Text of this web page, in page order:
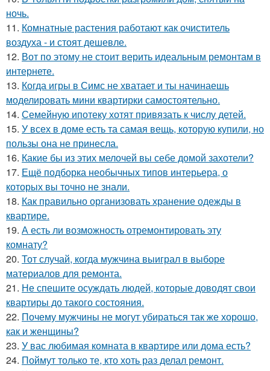
ночь.
11. Комнатные растения работают как очиститель
воздуха - и стоят дешевле.
12. Вот по этому не стоит верить идеальным ремонтам в
интернете.
13. Когда игры в Симс не хватает и ты начинаешь
моделировать мини квартирки самостоятельно.
14. Семейную ипотеку хотят привязать к числу детей.
15. У всех в доме есть та самая вещь, которую купили, но
пользы она не принесла.
16. Какие бы из этих мелочей вы себе домой захотели?
17. Ещё подборка необычных типов интерьера, о
которых вы точно не знали.
18. Как правильно организовать хранение одежды в
квартире.
19. А есть ли возможность отремонтировать эту
комнату?
20. Тот случай, когда мужчина выиграл в выборе
материалов для ремонта.
21. Не спешите осуждать людей, которые доводят свои
квартиры до такого состояния.
22. Почему мужчины не могут убираться так же хорошо,
как и женщины?
23. У вас любимая комната в квартире или дома есть?
24. Поймут только те, кто хоть раз делал ремонт.